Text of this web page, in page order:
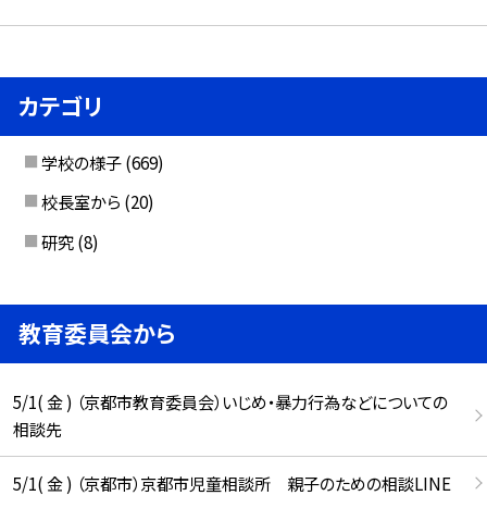
カテゴリ
学校の様子 (669)
校長室から (20)
研究 (8)
教育委員会から
5/1( 金 ) （京都市教育委員会）いじめ・暴力行為などについての
相談先
5/1( 金 ) （京都市）京都市児童相談所 親子のための相談LINE